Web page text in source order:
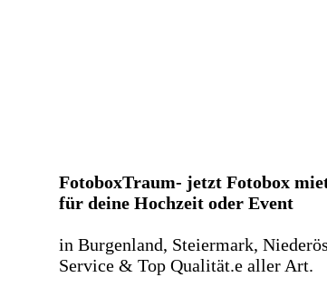
FotoboxTraum- jetzt Fotobox
für deine Hochzeit oder Event
in Burgenland, Steiermark,
Service & Top Qualität.e aller Art.